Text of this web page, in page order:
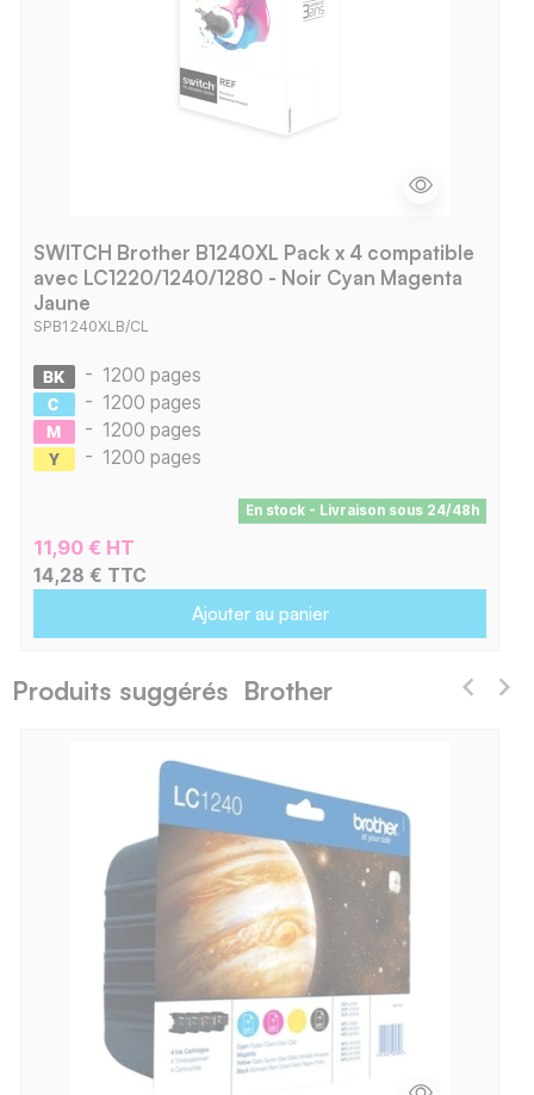
SWITCH Brother B1240XL Pack x 4 compatible
avec LC1220/1240/1280 - Noir Cyan Magenta
Jaune
SPB1240XLB/CL
- 1200 pages
- 1200 pages
- 1200 pages
- 1200 pages
En stock - Livraison sous 24/48h
11,90 € HT
14,28 € TTC
Ajouter au panier
Produits suggérés Brother